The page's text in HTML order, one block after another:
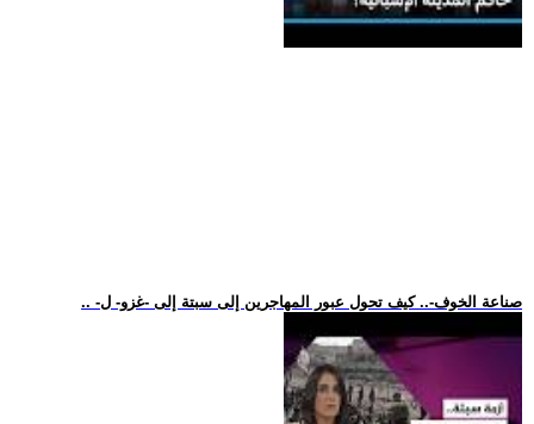
.. -صناعة الخوف-.. كيف تحول عبور المهاجرين إلى سبتة إلى -غزو- ل